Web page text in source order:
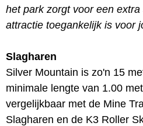
het park zorgt voor een
attractie toegankelijk is voor
Slagharen
Silver Mountain is zo'n 15
minimale lengte van 1.00
vergelijkbaar met de Mine
Slagharen en de K3 Roller